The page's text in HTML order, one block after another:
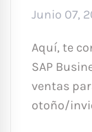
Junio 07,
Aquí, te
SAP
ventas
otoño/